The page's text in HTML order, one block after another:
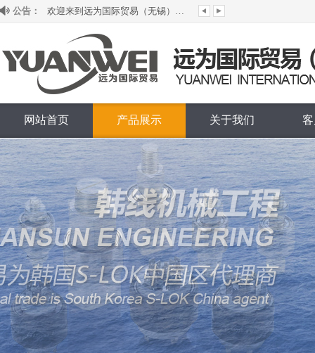
公告： 欢迎来到远为国际贸易（无锡）有限公司...
网站首页 产品展示 关于我们